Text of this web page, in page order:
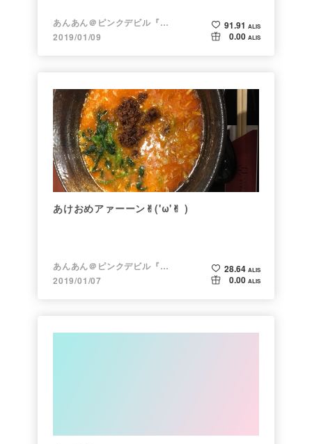
あんあん＠ピンクデビル『変態』
2019/01/09
91.91 ALIS
0.00 ALIS
あけおめアァーーン✌︎('ω'✌︎ )
あんあん＠ピンクデビル『変態』
2019/01/07
28.64 ALIS
0.00 ALIS